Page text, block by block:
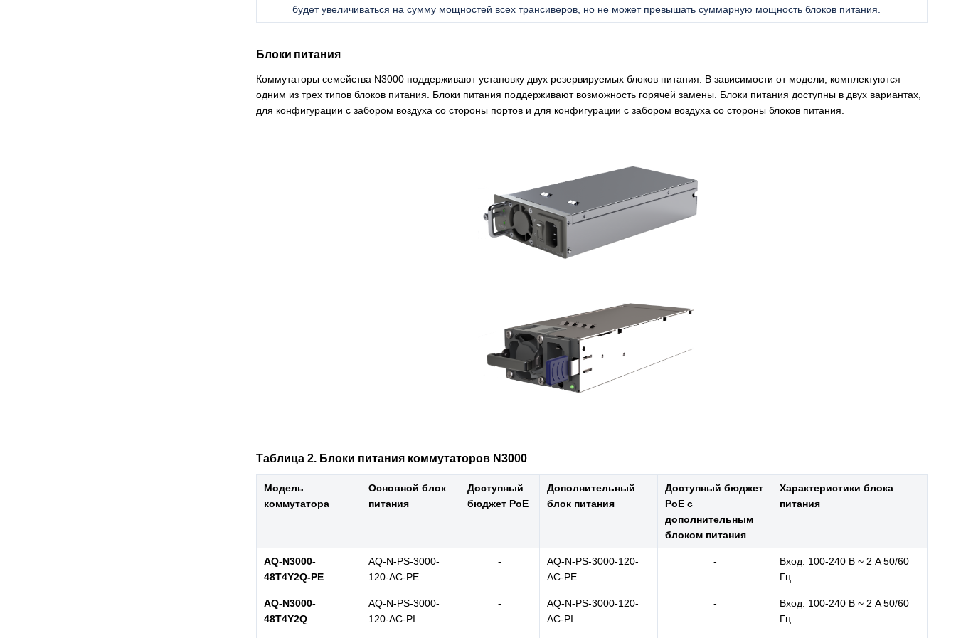
будет увеличиваться на сумму мощностей всех трансиверов, но не может превышать суммарную мощность блоков питания.
Блоки питания
Коммутаторы семейства N3000 поддерживают установку двух резервируемых блоков питания. В зависимости от модели, комплектуются
одним из трех типов блоков питания. Блоки питания поддерживают возможность горячей замены. Блоки питания доступны в двух вариантах,
для конфигурации с забором воздуха со стороны портов и для конфигурации с забором воздуха со стороны блоков питания.
Таблица 2. Блоки питания коммутаторов N3000
Модель
коммутатора
Основной блок
питания
Доступный
бюджет PoE
Дополнительный
блок питания
Доступный бюджет
PoE с
дополнительным
блоком питания
Характеристики блока
питания
AQ-N3000-
48T4Y2Q-PE
AQ-N-PS-3000-
120-AC-PE
-
AQ-N-PS-3000-120-
AC-PE
-
Вход: 100-240 В ~ 2 A 50/60
Гц
AQ-N3000-
48T4Y2Q
AQ-N-PS-3000-
120-AC-PI
-
AQ-N-PS-3000-120-
AC-PI
-
Вход: 100-240 В ~ 2 A 50/60
Гц